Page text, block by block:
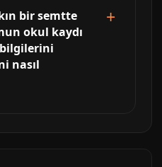
bir semtte
okul kaydı
nasıl